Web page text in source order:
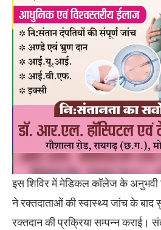
इस शिविर में मेडिकल कॉलेज के अनुभवी
ने रक्तदाताओं की स्वास्थ्य जांच के बाद
रक्तदान की प्रक्रिया सम्पन्न कराई।